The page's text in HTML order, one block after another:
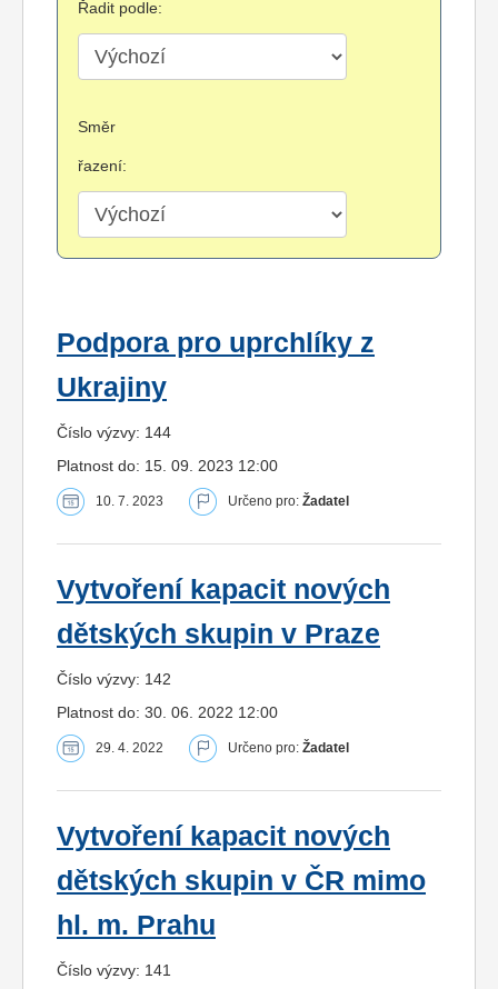
Řadit podle:
Směr
řazení:
Podpora pro uprchlíky z
Ukrajiny
Číslo výzvy: 144
Platnost do: 15. 09. 2023 12:00
10. 7. 2023 Určeno pro: Žadatel
Vytvoření kapacit nových
dětských skupin v Praze
Číslo výzvy: 142
Platnost do: 30. 06. 2022 12:00
29. 4. 2022 Určeno pro: Žadatel
Vytvoření kapacit nových
dětských skupin v ČR mimo
hl. m. Prahu
Číslo výzvy: 141